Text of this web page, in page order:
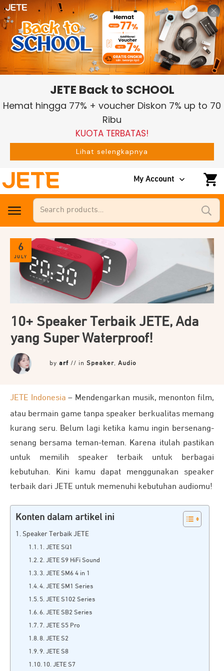
My Account
Search
6
JULY
10+ Speaker Terbaik JETE, Ada
yang Super Waterproof!
by arf// in Speaker, Audio
JETE Indonesia – Mendengarkan musik, menonton film,
atau bermain game tanpa speaker berkualitas memang
kurang seru. Belum lagi ketika kamu ingin bersenang-
senang bersama teman-teman. Karena itulah pastikan
untuk memilih speaker terbaik untuk berbagai
kebutuhan. Kini kamu dapat menggunakan speaker
terbaik dari JETE untuk memenuhi kebutuhan audiomu!
Konten dalam artikel ini
Speaker Terbaik JETE
1. JETE SQ1
2. JETE S9 HiFi Sound
3. JETE SM6 4 in 1
4. JETE SM1 Series
5. JETE S102 Series
6. JETE SB2 Series
7. JETE S5 Pro
8. JETE S2
9. JETE S8
10. JETE S7
JETE Back to SCHOOL
Hemat hingga 77% + voucher Diskon 7% up to 70
Ribu
KUOTA TERBATAS!
Lihat selengkapnya